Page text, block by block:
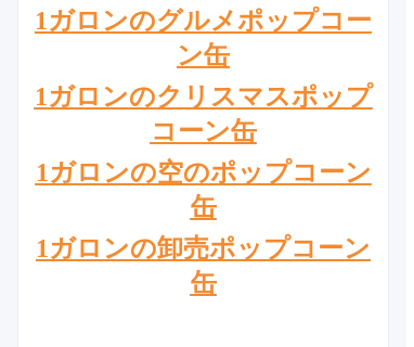
1ガロンのグルメポップコー
ン缶
1ガロンのクリスマスポップ
コーン缶
1ガロンの空のポップコーン
缶
1ガロンの卸売ポップコーン
缶